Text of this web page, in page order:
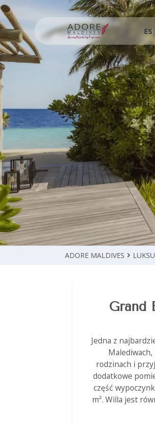
ES
ADORE MALDIVES
Grand
Jedna z
rodzinach i
dodatkowe
część
m². Willa jest